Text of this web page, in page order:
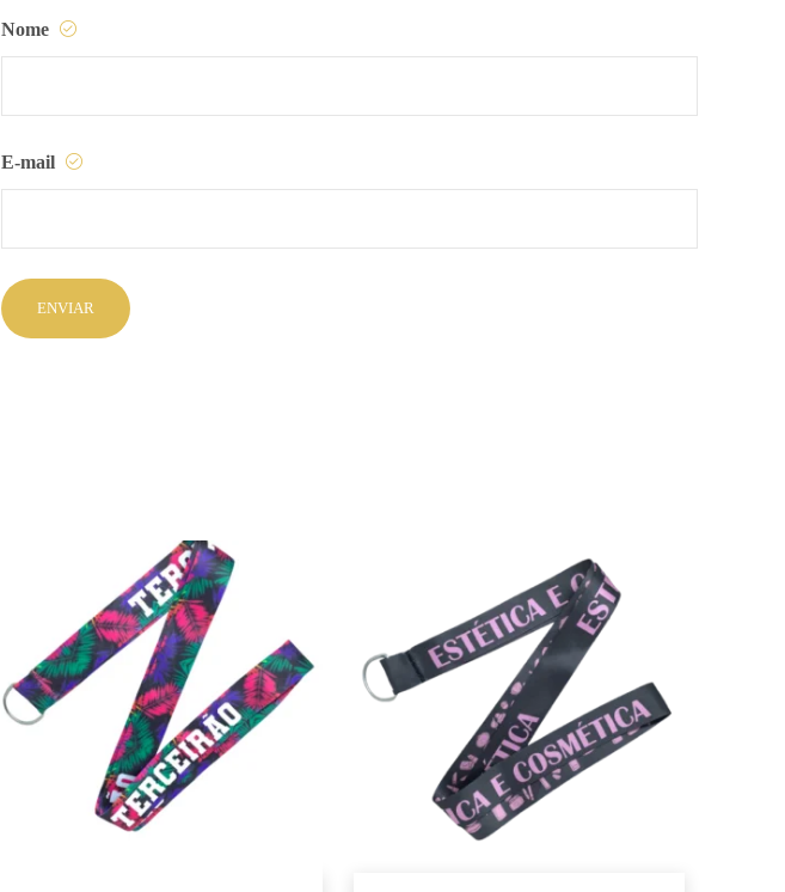
Nome
E-mail